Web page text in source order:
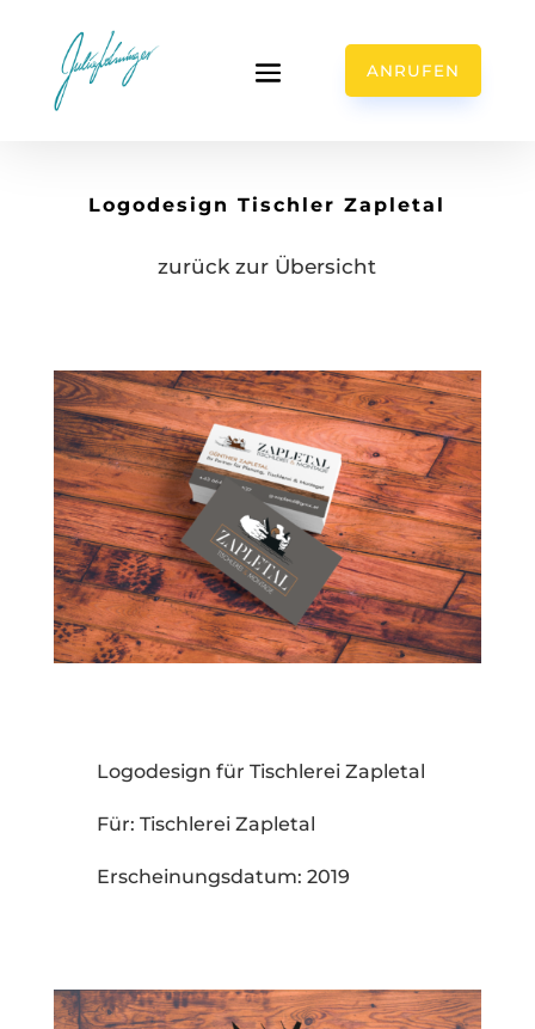
ANRUFEN
Logodesign Tischler Zapletal
zurück zur Übersicht
Logodesign für Tischlerei Zapletal
Für: Tischlerei Zapletal
Erscheinungsdatum: 2019